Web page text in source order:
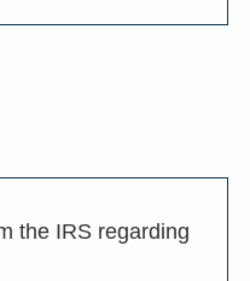
the IRS regarding